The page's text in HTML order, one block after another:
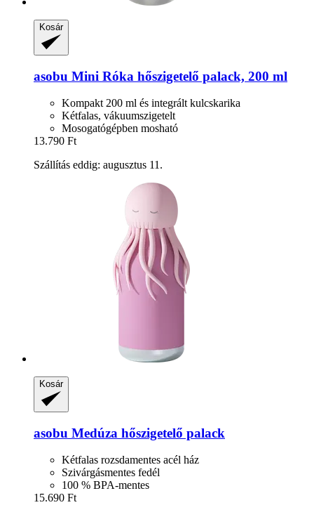
Kosár
asobu Mini Róka hőszigetelő palack, 200 ml
Kompakt 200 ml és integrált kulcskarika
Kétfalas, vákuumszigetelt
Mosogatógépben mosható
13.790 Ft
Szállítás eddig: augusztus 11.
Kosár
asobu Medúza hőszigetelő palack
Kétfalas rozsdamentes acél ház
Szivárgásmentes fedél
100 % BPA-mentes
15.690 Ft